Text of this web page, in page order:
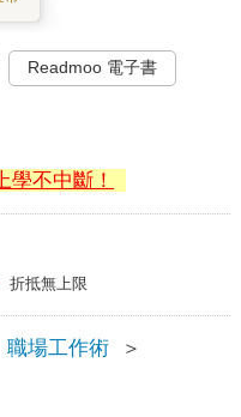
Readmoo 電子書
不中斷！
折抵無上限
職場工作術
＞